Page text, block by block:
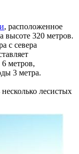
, расположенное
высоте 320 метров.
с севера
6 метров,
3 метра.
лесистых